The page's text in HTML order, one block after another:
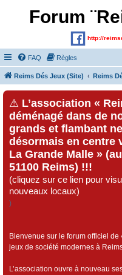
Forum
http://
FAQ Règles
Reims Dés Jeux (Site) Reims
⚠ L’association «
déménagé dans de
grands et flambant
désormais en centre
La Grande Malle »
51100 Reims) !!!
(cliquez sur ce lien pour
nouveaux locaux)
)
Bienvenue sur le forum officiel de
jeux de société modernes à
L’association ouvre à nouveau